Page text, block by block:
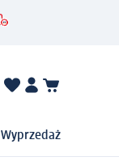
Wyprzedaż